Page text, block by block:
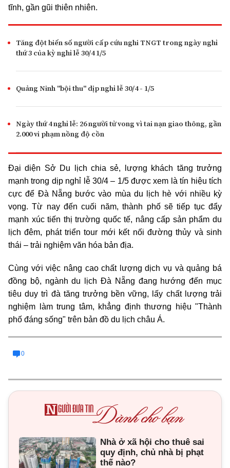
tĩnh, gần gũi thiên nhiên.
Tăng đột biến số người cấp cứu nghi TNGT trong ngày nghỉ
thứ 3 của kỳ nghỉ lễ 30/4 1/5
Quảng Ninh "bội thu" dịp nghỉ lễ 30/4 - 1/5
Ngày thứ 4 nghỉ lễ: 26 người tử vong vì tai nạn giao thông, gần
2.000 vi phạm nồng độ cồn
Đại diện Sở Du lịch chia sẻ, lượng khách tăng trưởng
mạnh trong dịp nghỉ lễ 30/4 – 1/5 được xem là tín hiệu tích
cực để Đà Nẵng bước vào mùa du lịch hè với nhiều kỳ
vọng. Từ nay đến cuối năm, thành phố sẽ tiếp tục đẩy
mạnh xúc tiến thị trường quốc tế, nâng cấp sản phẩm du
lịch đêm, phát triển tour mới kết nối đường thủy và sinh
thái – trải nghiệm văn hóa bản địa.
Cùng với việc nâng cao chất lượng dịch vụ và quảng bá
đồng bộ, ngành du lịch Đà Nẵng đang hướng đến mục
tiêu duy trì đà tăng trưởng bền vững, lấy chất lượng trải
nghiệm làm trung tâm, khẳng định thương hiệu "Thành
phố đáng sống" trên bản đồ du lịch châu Á.
0
Nhà ở xã hội cho thuê sai
quy định, chủ nhà bị phạt
thế nào?